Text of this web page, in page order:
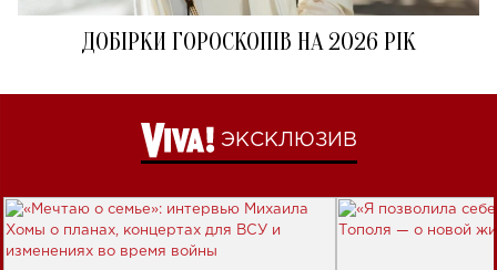
ДОБІРКИ ГОРОСКОПІВ НА 2026 РІК
ЭКСКЛЮЗИВ